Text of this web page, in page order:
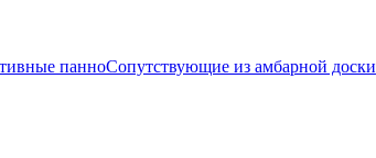
панноСопутствующие из амбарной доски